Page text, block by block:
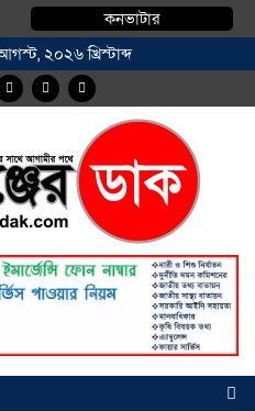
কনভাটার
২০২৬ খ্রিস্টাব্দ